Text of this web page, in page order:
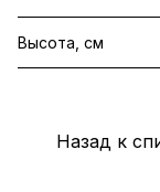
Высота, см
Назад к